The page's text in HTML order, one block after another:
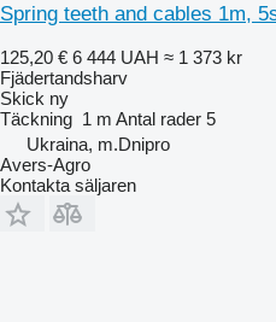
Spring teeth and cables 1m,
125,20 € 6 444 UAH ≈ 1 373 kr
Fjädertandsharv
Skick ny
Täckning 1 m Antal rader 5
Ukraina, m.Dnipro
Avers-Agro
Kontakta säljaren